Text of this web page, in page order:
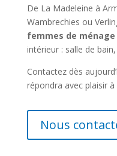
De La Madeleine à
Wambrechies ou
femmes de ménage
intérieur : salle de
Contactez dès
répondra avec plaisir
Nous